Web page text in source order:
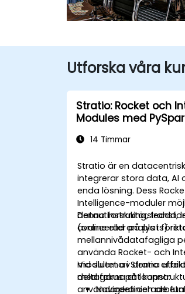
Utforska våra
Stratio: Rocket och
Modules med
14 Timmar
Stratio är en
integrerar stora data, AI
enda lösning. Dess
Intelligence-moduler
datautforskning,
avancerad analys i
Denna instruktörsledda,
(online eller på plats)
mellannivådatafagliga
använda Rocket- och
modulerna i Stratio
med fokus på
användardefinierade
Vid slutet av denna
deltagarna att kunna:
Navigera och